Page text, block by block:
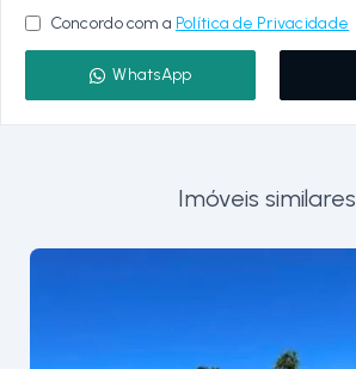
Concordo com a Política de Privacidade
WhatsApp
Imóveis similares